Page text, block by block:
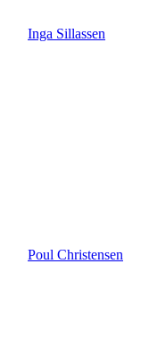
Inga Sillassen
Poul Christensen